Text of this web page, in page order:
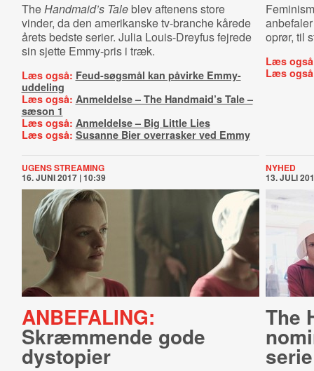
TheHandmaid’s Taleblev aftenens store
vinder, da den amerikanske tv-branche kårede
årets bedste serier. Julia Louis-Dreyfus fejrede
sin sjette Emmy-pris i træk.
Læs også: Feud-søgsmål kan påvirke Emmy-
uddeling
Læs også: Anmeldelse – The Handmaid’s Tale –
sæson 1
Læs også: Anmeldelse – Big Little Lies
Læs også: Susanne Bier overrasker ved Emmy
oprør, til
Læs
Læs
UGENS STREAMING
16. JUNI 2017 | 10:39
ANBEFALING:
Skræmmende gode
dystopier
NYHED
13. JULI
The
serie